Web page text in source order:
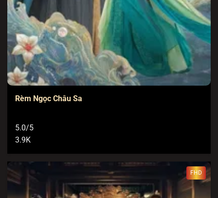
Rèm Ngọc Châu Sa
5.0/5
3.9K
FHD